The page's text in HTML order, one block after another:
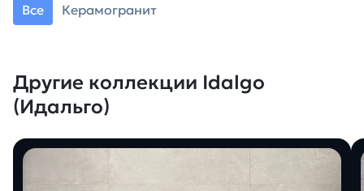
Все Керамогранит
Другие коллекции Idalgo
(Идальго)